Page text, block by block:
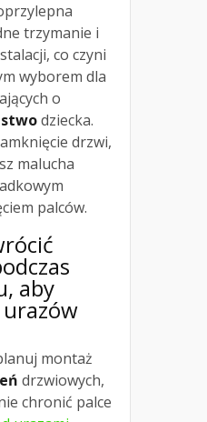
trzymanie i
co czyni
wyborem dla
o
dziecka.
drzwi,
malucha
palców.
aby
montaż
drzwiowych,
chronić palce